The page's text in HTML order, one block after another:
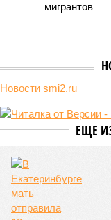
мигрантов
Новости smi2.ru
ЕЩЕ